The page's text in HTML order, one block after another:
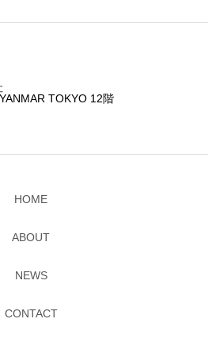
TOKYO 12階
HOME
ABOUT
NEWS
CONTACT